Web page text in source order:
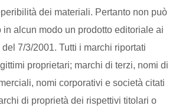
dei materiali. Pertanto non può
in alcun modo un prodotto editoriale ai
7/3/2001. Tutti i marchi riportati
proprietari; marchi di terzi, nomi di
nomi corporativi e società citati
di proprietà dei rispettivi titolari o